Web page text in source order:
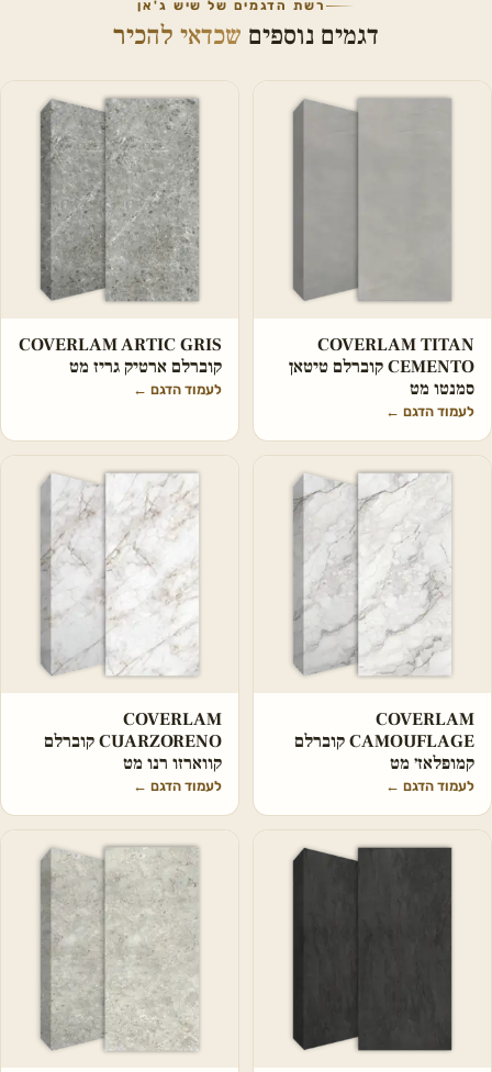
רשת הדגמים של שיש ג'אן
דגמים נוספים שכדאי להכיר
COVERLAM TITAN
CEMENTO קוברלם טיטאן
סמנטו מט
לעמוד הדגם ←
COVERLAM ARTIC GRIS
קוברלם ארטיק גריז מט
לעמוד הדגם ←
COVERLAM
CAMOUFLAGE קוברלם
קמופלאז׳ מט
לעמוד הדגם ←
COVERLAM
CUARZORENO קוברלם
קווארזו רנו מט
לעמוד הדגם ←